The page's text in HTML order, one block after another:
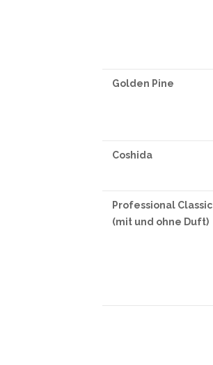
Golden Pine
Coshida
Professional Classic
(mit und ohne Duft)